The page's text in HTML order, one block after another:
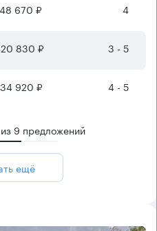
670 ₽ 4
830 ₽ 3 - 5
920 ₽ 4 - 5
из 9 предложений
ещё